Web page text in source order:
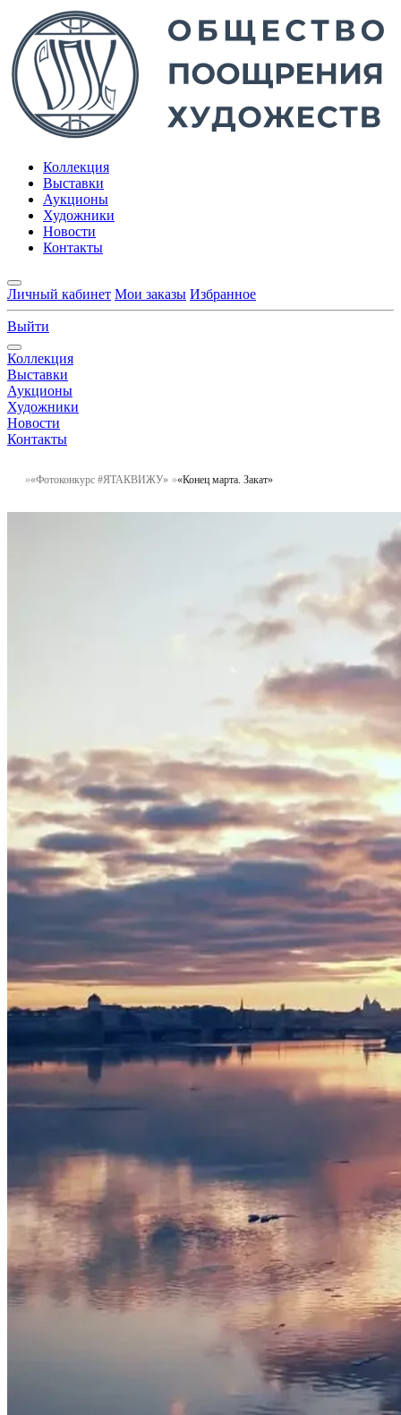
Коллекция
Выставки
Аукционы
Художники
Новости
Контакты
Личный кабинет Мои заказы Избранное
Выйти
Коллекция
Выставки
Аукционы
Художники
Новости
Контакты
«Фотоконкурс #ЯТАКВИЖУ» «Конец марта. Закат»